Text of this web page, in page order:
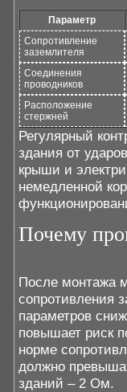
Параметр
Сопротивление
заземлителя
Соединения
проводников
Расположение
стержней
Регулярный
здания от
крыши и
немедленной
Почему
После монтажа
сопротивления
параметров
повышает риск
норме
должно
зданий – 2 Ом.